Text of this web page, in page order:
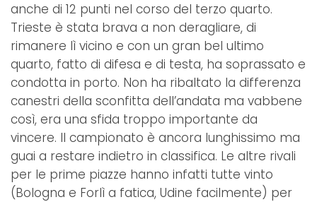
anche di 12 punti nel corso del terzo quarto.
Trieste è stata brava a non deragliare, di
rimanere lì vicino e con un gran bel ultimo
quarto, fatto di difesa e di testa, ha soprassato e
condotta in porto. Non ha ribaltato la differenza
canestri della sconfitta dell’andata ma vabbene
così, era una sfida troppo importante da
vincere. Il campionato è ancora lunghissimo ma
guai a restare indietro in classifica. Le altre rivali
per le prime piazze hanno infatti tutte vinto
(Bologna e Forlì a fatica, Udine facilmente) per